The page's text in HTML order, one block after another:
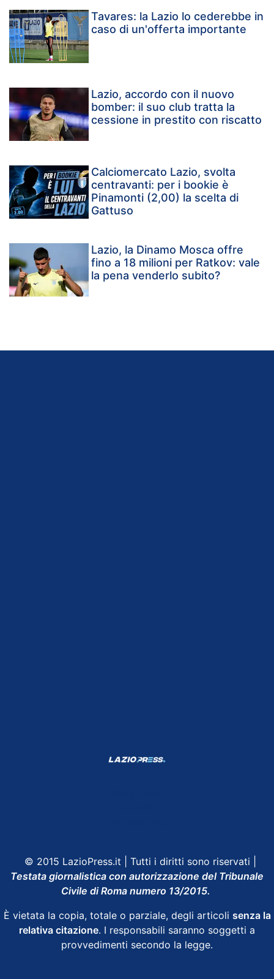
Tavares: la Lazio lo cederebbe in
caso di un'offerta importante
Lazio, accordo con il nuovo
bomber: il suo club tratta la
cessione in prestito con riscatto
Calciomercato Lazio, svolta
centravanti: per i bookie è
Pinamonti (2,00) la scelta di
Gattuso
Lazio, la Dinamo Mosca offre
fino a 18 milioni per Ratkov: vale
la pena venderlo subito?
© 2015 LazioPress.it | Tutti i diritti sono riservati |
Testata giornalistica con autorizzazione del Tribunale
Civile di Roma numero 13/2015.
È vietata la copia, totale o parziale, degli articoli senza la
relativa citazione. I responsabili saranno soggetti a
provvedimenti secondo la legge.